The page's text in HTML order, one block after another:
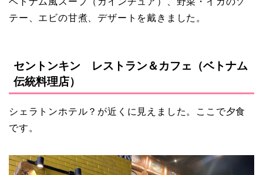
テー、エビの甘煮、デザートを戴きました。
セントンキン レストラン＆カフェ（ベトナム
伝統料理店）
シェラトンホテル？が近くに見えました。ここで夕食
です。